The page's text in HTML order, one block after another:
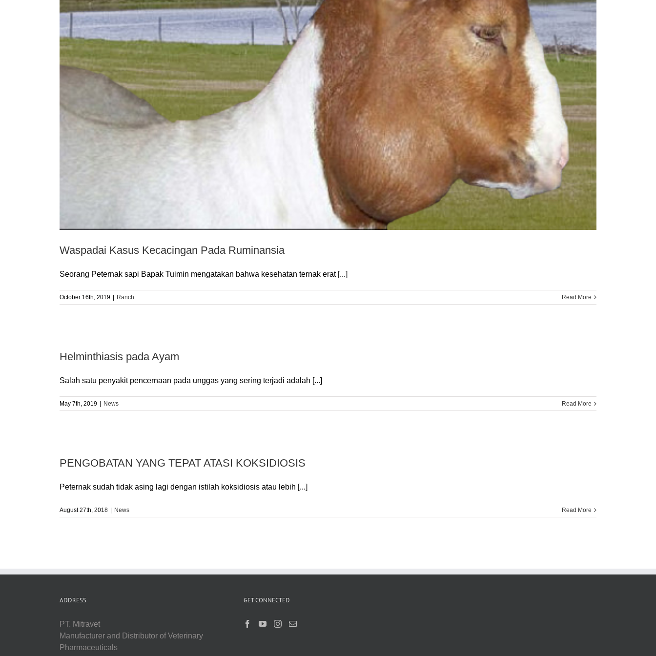
Waspadai Kasus Kecacingan Pada Ruminansia
Seorang Peternak sapi Bapak Tuimin mengatakan bahwa kesehatan ternak erat [...]
October 16th, 2019 Ranch Read More
Helminthiasis pada Ayam
Salah satu penyakit pencernaan pada unggas yang sering terjadi adalah [...]
May 7th, 2019 News Read More
PENGOBATAN YANG TEPAT ATASI KOKSIDIOSIS
Peternak sudah tidak asing lagi dengan istilah koksidiosis atau lebih [...]
August 27th, 2018 News Read More
ADDRESS
PT. Mitravet
Manufacturer and Distributor of Veterinary
Pharmaceuticals
GET CONNECTED